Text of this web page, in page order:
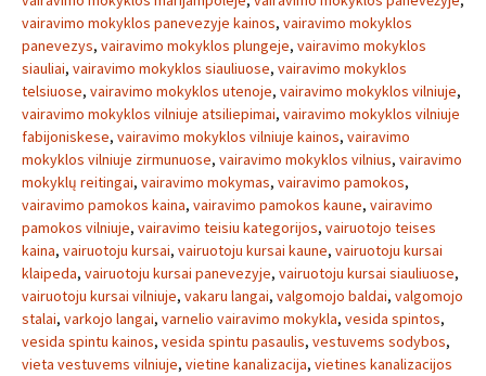
vairavimo mokyklos panevezyje kainos, vairavimo mokyklos
panevezys, vairavimo mokyklos plungeje, vairavimo mokyklos
siauliai, vairavimo mokyklos siauliuose, vairavimo mokyklos
telsiuose, vairavimo mokyklos utenoje, vairavimo mokyklos vilniuje,
vairavimo mokyklos vilniuje atsiliepimai, vairavimo mokyklos vilniuje
fabijoniskese, vairavimo mokyklos vilniuje kainos, vairavimo
mokyklos vilniuje zirmunuose, vairavimo mokyklos vilnius, vairavimo
mokyklų reitingai, vairavimo mokymas, vairavimo pamokos,
vairavimo pamokos kaina, vairavimo pamokos kaune, vairavimo
pamokos vilniuje, vairavimo teisiu kategorijos, vairuotojo teises
kaina, vairuotoju kursai, vairuotoju kursai kaune, vairuotoju kursai
klaipeda, vairuotoju kursai panevezyje, vairuotoju kursai siauliuose,
vairuotoju kursai vilniuje, vakaru langai, valgomojo baldai, valgomojo
stalai, varkojo langai, varnelio vairavimo mokykla, vesida spintos,
vesida spintu kainos, vesida spintu pasaulis, vestuvems sodybos,
vieta vestuvems vilniuje, vietine kanalizacija, vietines kanalizacijos